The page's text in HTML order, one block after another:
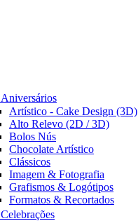
Aniversários
Artístico - Cake Design (3D)
Alto Relevo (2D / 3D)
Bolos Nús
Chocolate Artístico
Clássicos
Imagem & Fotografia
Grafismos & Logótipos
Formatos & Recortados
Celebrações